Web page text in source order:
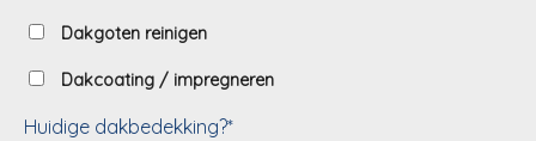
Dakgoten reinigen
Dakcoating / impregneren
Huidige dakbedekking?*